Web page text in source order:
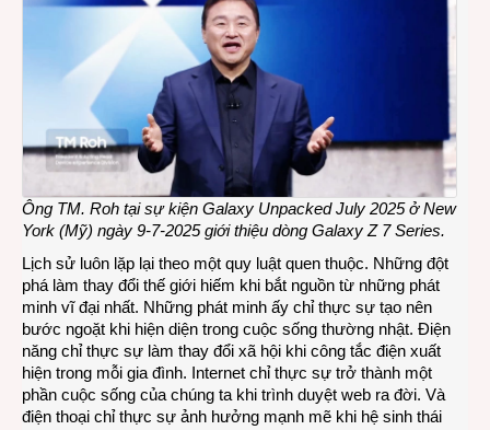
Ông TM. Roh tại sự kiện Galaxy Unpacked July 2025 ở New
York (Mỹ) ngày 9-7-2025 giới thiệu dòng Galaxy Z 7 Series.
Lịch sử luôn lặp lại theo một quy luật quen thuộc. Những đột
phá làm thay đổi thế giới hiếm khi bắt nguồn từ những phát
minh vĩ đại nhất. Những phát minh ấy chỉ thực sự tạo nên
bước ngoặt khi hiện diện trong cuộc sống thường nhật. Điện
năng chỉ thực sự làm thay đổi xã hội khi công tắc điện xuất
hiện trong mỗi gia đình. Internet chỉ thực sự trở thành một
phần cuộc sống của chúng ta khi trình duyệt web ra đời. Và
điện thoại chỉ thực sự ảnh hưởng mạnh mẽ khi hệ sinh thái